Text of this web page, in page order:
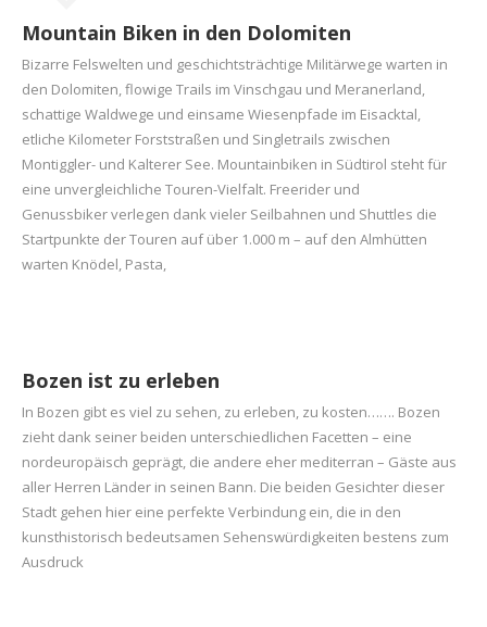
Mountain Biken in den Dolomiten
Bizarre Felswelten und geschichtsträchtige Militärwege warten in
den Dolomiten, flowige Trails im Vinschgau und Meranerland,
schattige Waldwege und einsame Wiesenpfade im Eisacktal,
etliche Kilometer Forststraßen und Singletrails zwischen
Montiggler- und Kalterer See. Mountainbiken in Südtirol steht für
eine unvergleichliche Touren-Vielfalt. Freerider und
Genussbiker verlegen dank vieler Seilbahnen und Shuttles die
Startpunkte der Touren auf über 1.000 m – auf den Almhütten
warten Knödel, Pasta,
Bozen ist zu erleben
In Bozen gibt es viel zu sehen, zu erleben, zu kosten……. Bozen
zieht dank seiner beiden unterschiedlichen Facetten – eine
nordeuropäisch geprägt, die andere eher mediterran – Gäste aus
aller Herren Länder in seinen Bann. Die beiden Gesichter dieser
Stadt gehen hier eine perfekte Verbindung ein, die in den
kunsthistorisch bedeutsamen Sehenswürdigkeiten bestens zum
Ausdruck